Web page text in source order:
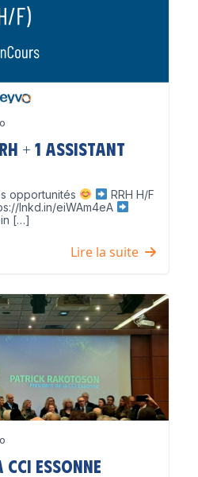
+ 1 Assistant
opportunités
RRH H/F
lnkd.in/eiWAm4eA
[…]
Lire la suite
Essonne